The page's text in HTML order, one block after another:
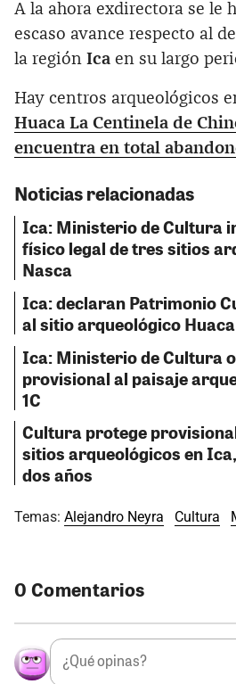
A la ahora exdirectora se le
escaso avance respecto al
la región Ica en su largo
Hay centros arqueológicos
Huaca La Centinela de
encuentra en total
Noticias relacionadas
Ica: Ministerio de Cultura
físico legal de tres sitios
Nasca
Ica: declaran Patrimonio
al sitio arqueológico
Ica: Ministerio de Cultura
provisional al paisaje
1C
Cultura protege
sitios arqueológicos en
dos años
Temas: Alejandro Neyra Cultura
0 Comentarios